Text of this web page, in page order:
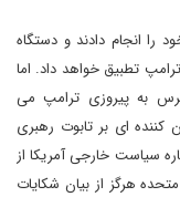
را انجام دادند و دستگاه
تطبیق خواهد داد. اما
ترس به پیروزی ترامپ می
کننده ای بر تابوت رهبری
سیاست خارجی آمریکا از
هرگز از بیان شکایات